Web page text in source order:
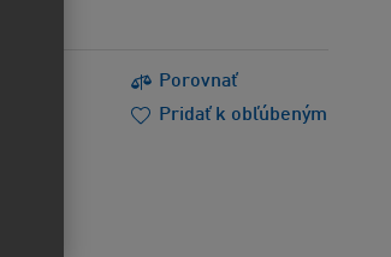
Porovnať
Pridať k obľúbeným